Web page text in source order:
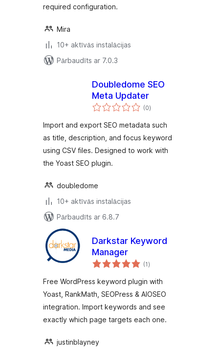
required configuration.
Mira
10+ aktīvās instalācijas
Pārbaudīts ar 7.0.3
Doubledome SEO
Meta Updater
(0vērtējumu
kopsumma
)
Import and export SEO metadata such
as title, description, and focus keyword
using CSV files. Designed to work with
the Yoast SEO plugin.
doubledome
10+ aktīvās instalācijas
Pārbaudīts ar 6.8.7
Darkstar Keyword
Manager
(1vērtējumu
kopsumma
)
Free WordPress keyword plugin with
Yoast, RankMath, SEOPress & AIOSEO
integration. Import keywords and see
exactly which page targets each one.
justinblayney